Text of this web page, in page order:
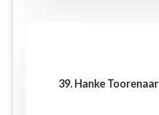
39. Hanke Toorenaar